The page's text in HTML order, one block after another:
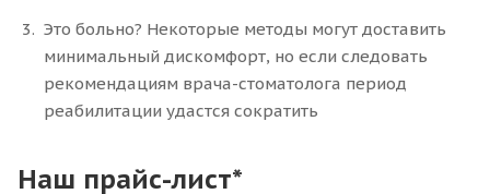
Это больно? Некоторые методы могут доставить
минимальный дискомфорт, но если следовать
рекомендациям врача-стоматолога период
реабилитации удастся сократить
Наш прайс-лист*